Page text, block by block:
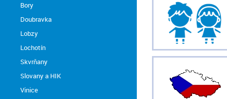
Bory
Doubravka
Lobzy
Lochotín
Skvrňany
Slovany a HIK
Vinice